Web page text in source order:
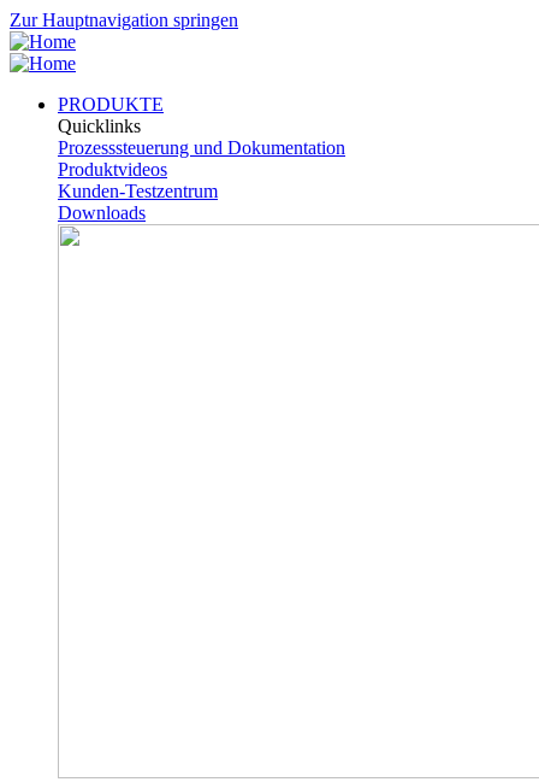
Zur Hauptnavigation springen
PRODUKTE
Quicklinks
Prozesssteuerung und Dokumentation
Produktvideos
Kunden-Testzentrum
Downloads